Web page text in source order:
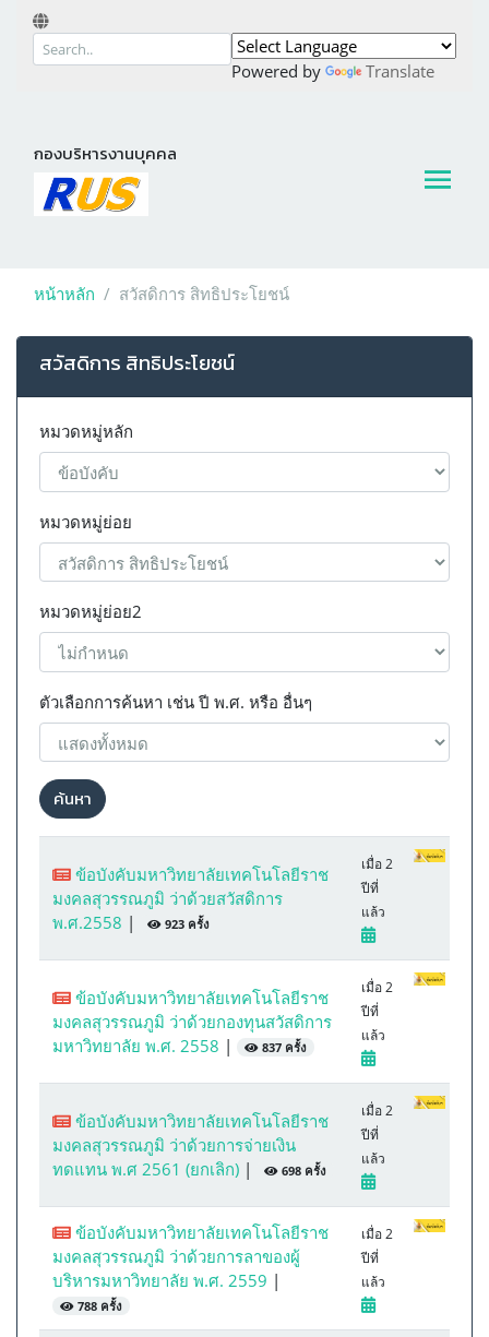
Powered by Translate
กองบริหารงานบุคคล
หน้าหลัก สวัสดิการ สิทธิประโยชน์
สวัสดิการ สิทธิประโยชน์
หมวดหมู่หลัก
หมวดหมู่ย่อย
หมวดหมู่ย่อย2
ตัวเลือกการค้นหา เช่น ปี พ.ศ. หรือ อื่นๆ
ค้นหา
ข้อบังคับมหาวิทยาลัยเทคโนโลยีราช
มงคลสุวรรณภูมิ ว่าด้วยสวัสดิการ
พ.ศ.2558 | 923 ครั้ง
เมื่อ 2
ปีที่
แล้ว
ข้อบังคับมหาวิทยาลัยเทคโนโลยีราช
มงคลสุวรรณภูมิ ว่าด้วยกองทุนสวัสดิการ
มหาวิทยาลัย พ.ศ. 2558 | 837 ครั้ง
เมื่อ 2
ปีที่
แล้ว
ข้อบังคับมหาวิทยาลัยเทคโนโลยีราช
มงคลสุวรรณภูมิ ว่าด้วยการจ่ายเงิน
ทดแทน พ.ศ 2561 (ยกเลิก) | 698 ครั้ง
เมื่อ 2
ปีที่
แล้ว
ข้อบังคับมหาวิทยาลัยเทคโนโลยีราช
มงคลสุวรรณภูมิ ว่าด้วยการลาของผู้
บริหารมหาวิทยาลัย พ.ศ. 2559 |
788 ครั้ง
เมื่อ 2
ปีที่
แล้ว